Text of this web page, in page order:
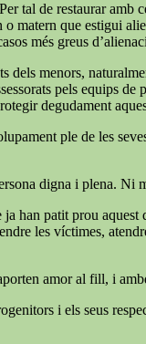
tal de restaurar
que estigui
més greus
menors,
pels equips
degudament
ple de les
digna i plena. Ni
han patit prou
les víctimes,
amor al fill, i
i els seus